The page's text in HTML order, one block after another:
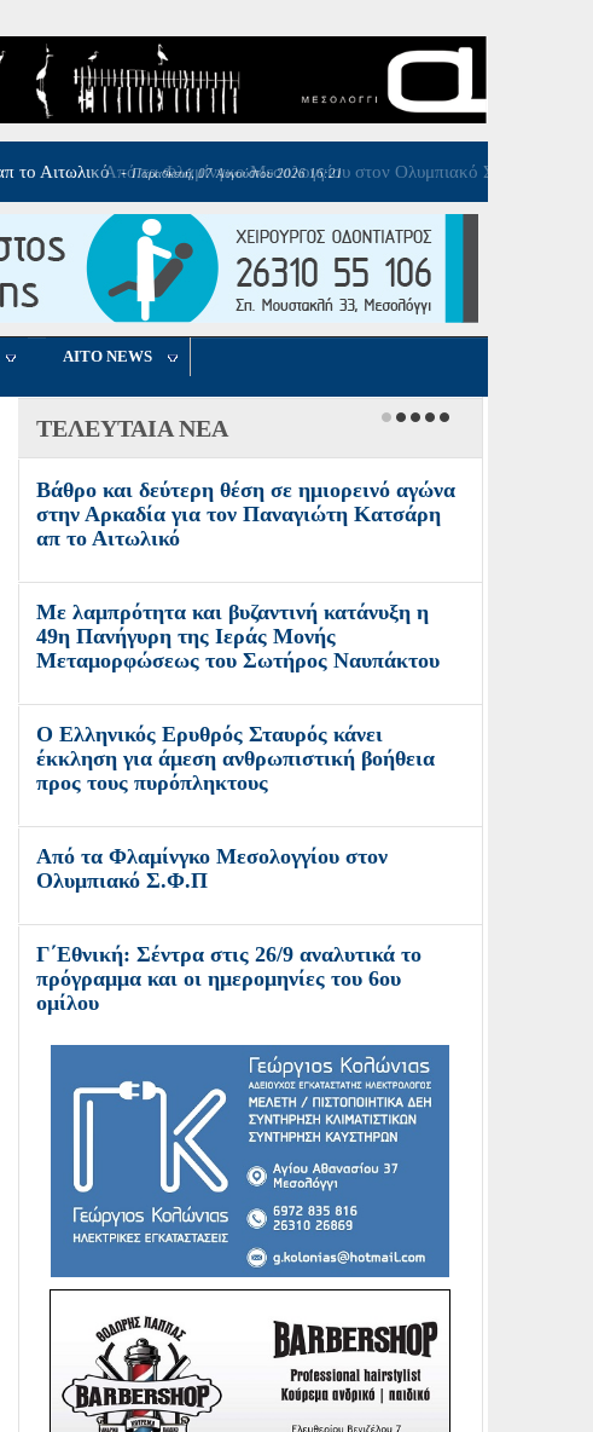
AITO NEWS
ΤΕΛΕΥΤΑΙΑ ΝΕΑ
Βάθρο και δεύτερη θέση σε ημιορεινό αγώνα
στην Αρκαδία για τον Παναγιώτη Κατσάρη
απ το Αιτωλικό
Με λαμπρότητα και βυζαντινή κατάνυξη η
49η Πανήγυρη της Ιεράς Μονής
Μεταμορφώσεως του Σωτήρος Ναυπάκτου
Ο Ελληνικός Ερυθρός Σταυρός κάνει
έκκληση για άμεση ανθρωπιστική βοήθεια
προς τους πυρόπληκτους
Από τα Φλαμίνγκο Μεσολογγίου στον
Ολυμπιακό Σ.Φ.Π
Γ΄Εθνική: Σέντρα στις 26/9 αναλυτικά το
πρόγραμμα και οι ημερομηνίες του 6ου
ομίλου